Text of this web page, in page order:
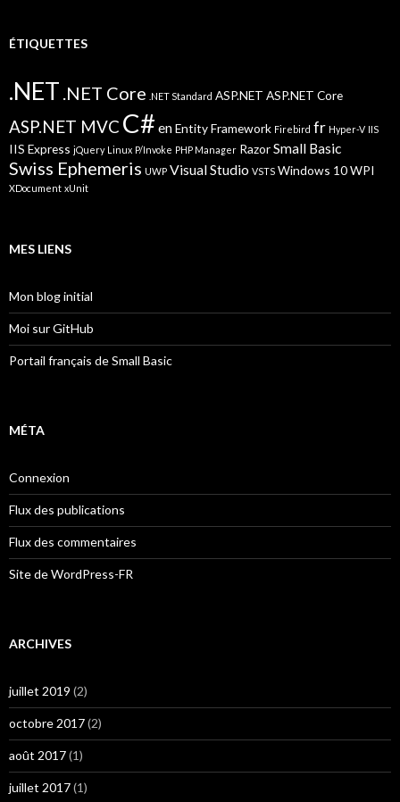
ÉTIQUETTES
.NET .NET Core .NET Standard ASP.NET ASP.NET Core
ASP.NET MVC C#enEntity Framework Firebird fr Hyper-V IIS
IIS Express jQuery Linux P/Invoke PHP Manager RazorSmall Basic
Swiss Ephemeris UWP Visual Studio VSTS Windows 10WPI
XDocument xUnit
MES LIENS
Mon blog initial
Moi sur GitHub
Portail français de Small Basic
MÉTA
Connexion
Flux des publications
Flux des commentaires
Site de WordPress-FR
ARCHIVES
juillet 2019 (2)
octobre 2017(2)
août 2017(1)
juillet 2017(1)